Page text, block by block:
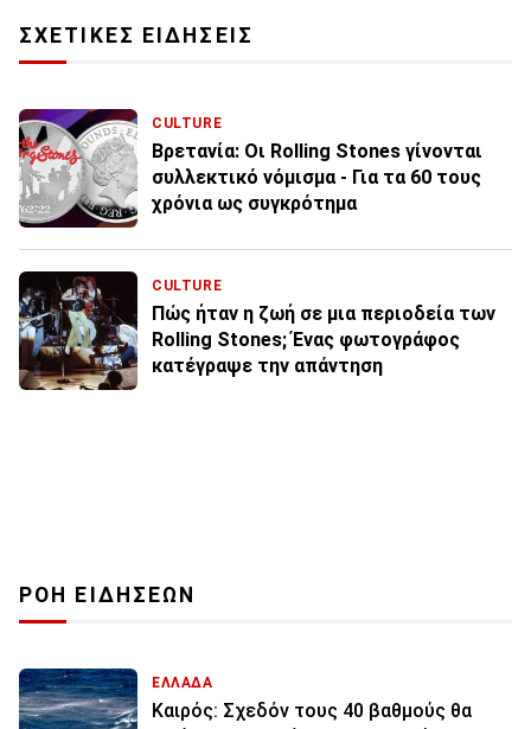
ΣΧΕΤΙΚΕΣ ΕΙΔΗΣΕΙΣ
CULTURE
Βρετανία: Οι Rolling Stones γίνονται
συλλεκτικό νόμισμα - Για τα 60 τους
χρόνια ως συγκρότημα
CULTURE
Πώς ήταν η ζωή σε μια περιοδεία των
Rolling Stones; Ένας φωτογράφος
κατέγραψε την απάντηση
ΡΟΗ ΕΙΔΗΣΕΩΝ
ΕΛΛΑΔΑ
Καιρός: Σχεδόν τους 40 βαθμούς θα